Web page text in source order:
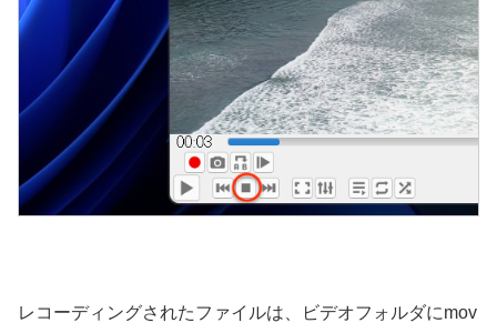
レコーディングされたファイルは、ビデオフォルダにmov